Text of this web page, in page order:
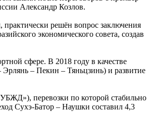
Александр Козлов.
практически решён вопрос заключения
экономического совета, создав
сфере. В 2018 году в качестве
– Пекин – Тяньцзинь) и развитие
перевозки по которой стабильно
Сухэ-Батор – Наушки составил 4,3